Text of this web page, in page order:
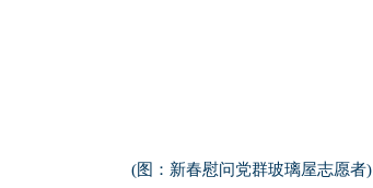
(图：新春慰问党群玻璃屋志愿者)